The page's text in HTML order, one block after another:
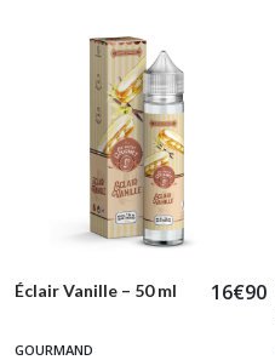
Éclair Vanille – 50 ml 16€90
GOURMAND